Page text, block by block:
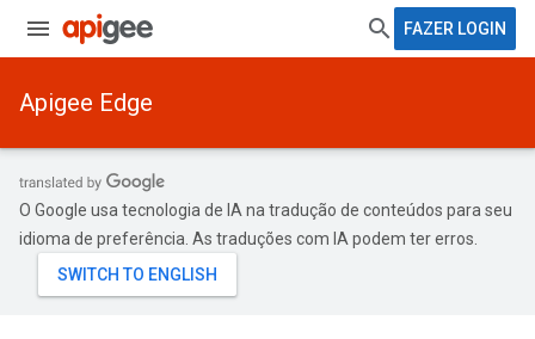
FAZER LOGIN
Apigee Edge
O Google usa tecnologia de IA na tradução de conteúdos para seu
idioma de preferência. As traduções com IA podem ter erros.